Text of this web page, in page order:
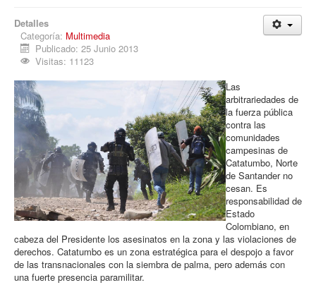
Reportajes
Procesos
Región
Multimedia
La Agenda
Detalles
Categoría: Multimedia
Publicado: 25 Junio 2013
Visitas: 11123
Las
arbitrariedades de
la fuerza pública
contra las
comunidades
campesinas de
Catatumbo, Norte
de Santander no
cesan. Es
responsabilidad de
Estado
Colombiano, en
cabeza del Presidente los asesinatos en la zona y las violaciones de
derechos. Catatumbo es un zona estratégica para el despojo a favor
de las transnacionales con la siembra de palma, pero además con
una fuerte presencia paramilitar.